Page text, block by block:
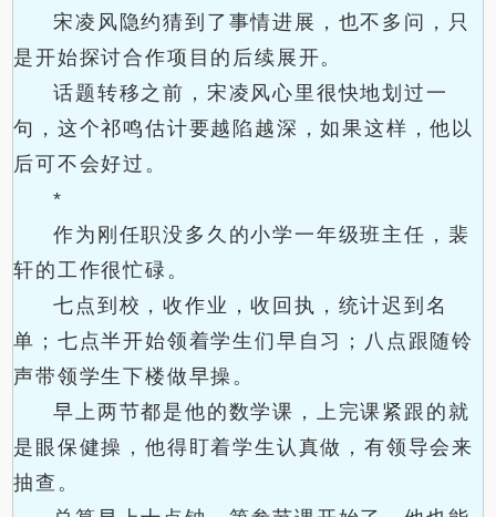
宋凌风隐约猜到了事情进展，也不多问，只
是开始探讨合作项目的后续展开。
话题转移之前，宋凌风心里很快地划过一
句，这个祁鸣估计要越陷越深，如果这样，他以
后可不会好过。
*
作为刚任职没多久的小学一年级班主任，裴
轩的工作很忙碌。
七点到校，收作业，收回执，统计迟到名
单；七点半开始领着学生们早自习；八点跟随铃
声带领学生下楼做早操。
早上两节都是他的数学课，上完课紧跟的就
是眼保健操，他得盯着学生认真做，有领导会来
抽查。